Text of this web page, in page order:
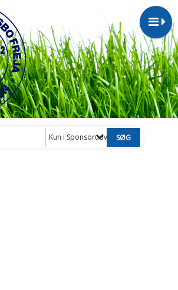
Kun i Sponsorudvalg